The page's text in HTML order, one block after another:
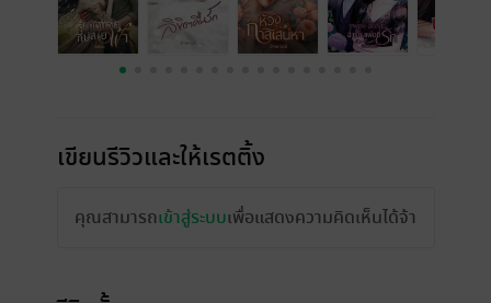
เขียนรีวิวและให้เรตติ้ง
คุณสามารถเข้าสู่ระบบเพื่อแสดงความคิดเห็นได้จ้า